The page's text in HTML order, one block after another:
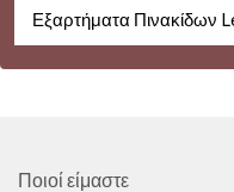
Εξαρτήματα Πινακίδων
Ποιοί είμαστε